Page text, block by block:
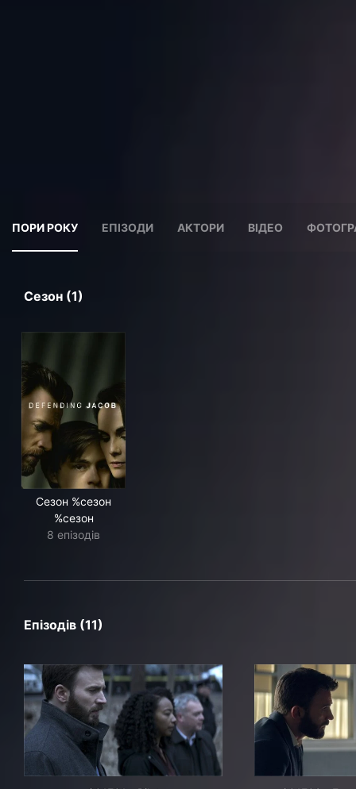
ПОРИ РОКУ ЕПІЗОДИ АКТОРИ ВІДЕО
Сезон (1)
Сезон %сезон
%сезон
8 епізодів
Епізодів (11)